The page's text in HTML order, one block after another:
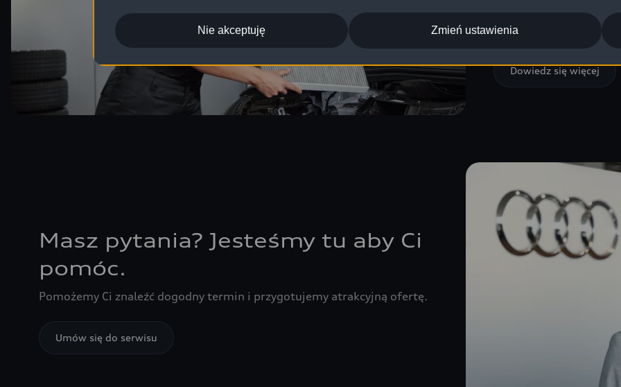
Nie akceptuję Zmień ustawienia
blacharskimi.
większych
Dowiedz się więcej
Masz pytania? Jesteśmy tu aby Ci
pomóc.
Pomożemy Ci znaleźć dogodny termin i przygotujemy atrakcyjną ofertę.
Umów się do serwisu